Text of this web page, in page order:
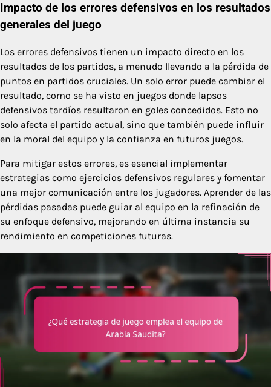
Impacto de los errores defensivos en los resultados
generales del juego
Los errores defensivos tienen un impacto directo en los
resultados de los partidos, a menudo llevando a la pérdida de
puntos en partidos cruciales. Un solo error puede cambiar el
resultado, como se ha visto en juegos donde lapsos
defensivos tardíos resultaron en goles concedidos. Esto no
solo afecta el partido actual, sino que también puede influir
en la moral del equipo y la confianza en futuros juegos.
Para mitigar estos errores, es esencial implementar
estrategias como ejercicios defensivos regulares y fomentar
una mejor comunicación entre los jugadores. Aprender de las
pérdidas pasadas puede guiar al equipo en la refinación de
su enfoque defensivo, mejorando en última instancia su
rendimiento en competiciones futuras.